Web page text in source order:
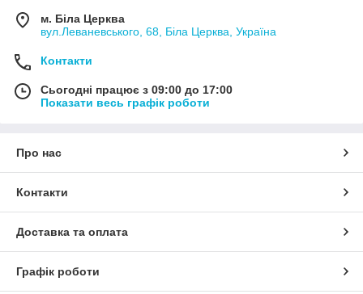
м. Біла Церква
вул.Леваневського, 68, Біла Церква, Україна
Контакти
Сьогодні працює з 09:00 до 17:00
Показати весь графік роботи
Про нас
Контакти
Доставка та оплата
Графік роботи